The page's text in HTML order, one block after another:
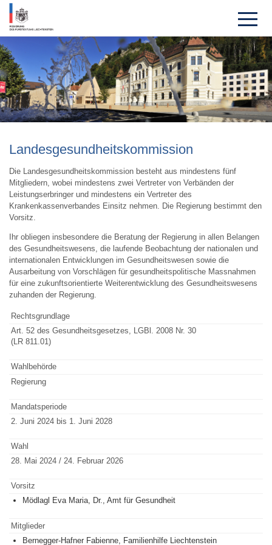
Landes­gesundheits­kom­mission
Die Landesgesundheitskommission besteht aus mindestens fünf
Mitgliedern, wobei mindestens zwei Vertreter von Verbänden der
Leistungserbringer und mindestens ein Vertreter des
Krankenkassenverbandes Einsitz nehmen. Die Regierung bestimmt den
Vorsitz.
Ihr obliegen insbesondere die Beratung der Regierung in allen Belangen
des Gesundheitswesens, die laufende Beobachtung der nationalen und
internationalen Entwicklungen im Gesundheitswesen sowie die
Ausarbeitung von Vorschlägen für gesundheitspolitische Massnahmen
für eine zukunftsorientierte Weiterentwicklung des Gesundheitswesens
zuhanden der Regierung.
Rechtsgrundlage
Art. 52 des Gesundheitsgesetzes, LGBl. 2008 Nr. 30
(LR 811.01)
Wahlbehörde
Regierung
Mandatsperiode
2. Juni 2024 bis 1. Juni 2028
Wahl
28. Mai 2024 / 24. Februar 2026
Vorsitz
Mödlagl Eva Maria, Dr., Amt für Gesundheit
Mitglieder
Bernegger-Hafner Fabienne, Familienhilfe Liechtenstein